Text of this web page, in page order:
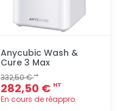
Anycubic Wash &
Cure 3 Max
332,50 €HT
282,50 € HT
En cours de réappro.